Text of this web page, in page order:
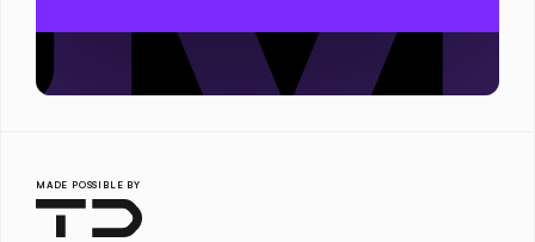
MADE POSSIBLE BY